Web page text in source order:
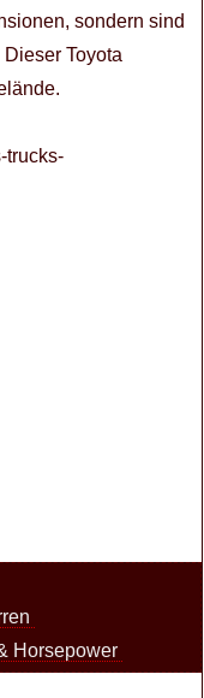
sondern sind
Toyota
trucks-
Horsepower